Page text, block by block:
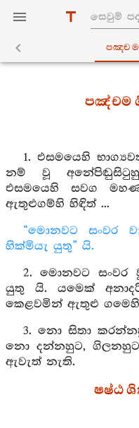
පඤ‍්චම
පඤ්චම
1. එසමයෙහි
නම් වූ
එසමයෙහි සවග
ඇතුළුගම්හි හිඳිත් ...
“මොනවට සංවර
හික්මියැ යුතු” යි.
2. මොනවට
යුතු යි. යමෙක්
කෙළවමින් ඇතුළු ගමෙහි
3. නො සිතා
නො දන්නහුට,
ඇවැත් නැති.
ෂෂ්ඨ